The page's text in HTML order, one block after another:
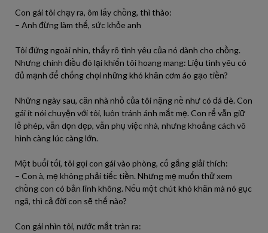
Con gái tôi chạy ra, ôm lấy chồng, thì thào:
– Anh đừng làm thế, sức khỏe anh
Tôi đứng ngoài nhìn, thấy rõ tình yêu của nó dành cho chồng.
Nhưng chính điều đó lại khiến tôi hoang mang: Liệu tình yêu có
đủ mạnh để chống chọi những khó khăn cơm áo gạo tiền?
Những ngày sau, căn nhà nhỏ của tôi nặng nề như có đá đè. Con
gái ít nói chuyện với tôi, luôn tránh ánh mắt mẹ. Con rể vẫn giữ
lễ phép, vẫn dọn dẹp, vẫn phụ việc nhà, nhưng khoảng cách vô
hình càng lúc càng lớn.
Một buổi tối, tôi gọi con gái vào phòng, cố gắng giải thích:
– Con à, mẹ không phải tiếc tiền. Nhưng mẹ muốn thử xem
chồng con có bản lĩnh không. Nếu một chút khó khăn mà nó gục
ngã, thì cả đời con sẽ thế nào?
Con gái nhìn tôi, nước mắt tràn ra: